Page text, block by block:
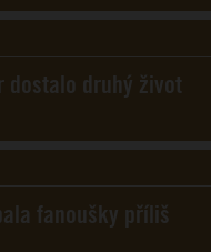
dostalo druhý život
fanoušky příliš